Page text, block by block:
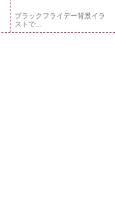
ブラックフライデー背景イラ
ストで...